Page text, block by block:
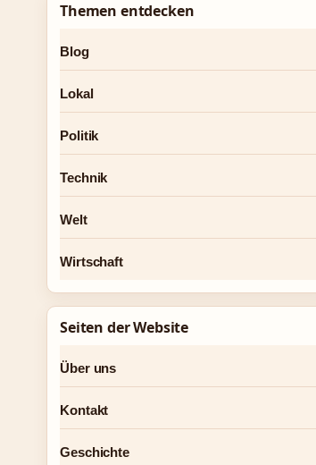
Themen entdecken
Blog
Lokal
Politik
Technik
Welt
Wirtschaft
Seiten der Website
Über uns
Kontakt
Geschichte